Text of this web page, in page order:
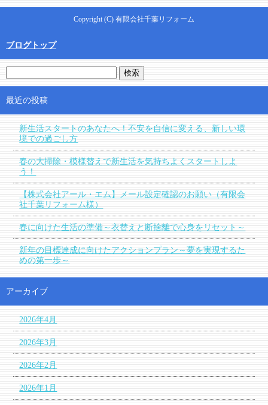
Copyright (C) 有限会社千葉リフォーム
ブログトップ
最近の投稿
新生活スタートのあなたへ！不安を自信に変える、新しい環
境での過ごし方
春の大掃除・模様替えで新生活を気持ちよくスタートしよ
う！
【株式会社アール・エム】メール設定確認のお願い（有限会
社千葉リフォーム様）
春に向けた生活の準備～衣替えと断捨離で心身をリセット～
新年の目標達成に向けたアクションプラン～夢を実現するた
めの第一歩～
アーカイブ
2026年4月
2026年3月
2026年2月
2026年1月